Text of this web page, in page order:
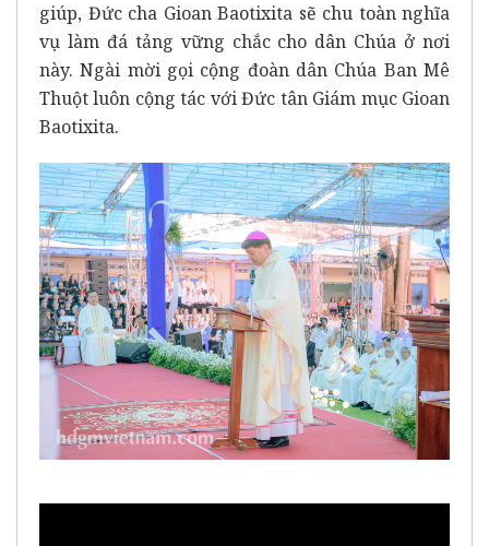
giúp, Đức cha Gioan Baotixita sẽ chu toàn nghĩa
vụ làm đá tảng vững chắc cho dân Chúa ở nơi
này. Ngài mời gọi cộng đoàn dân Chúa Ban Mê
Thuột luôn cộng tác với Đức tân Giám mục Gioan
Baotixita.